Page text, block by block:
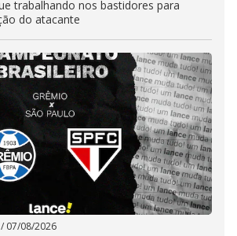
trabalhando nos bastidores para
do atacante
/ 07/08/2026